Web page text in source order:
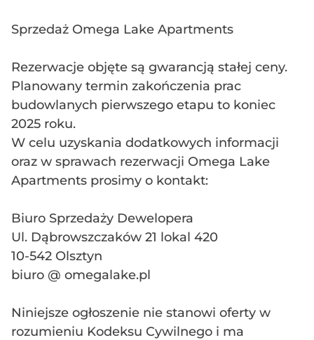
Sprzedaż Omega Lake Apartments
Rezerwacje objęte są gwarancją stałej ceny.
Planowany termin zakończenia prac
budowlanych pierwszego etapu to koniec
2025 roku.
W celu uzyskania dodatkowych informacji
oraz w sprawach rezerwacji Omega Lake
Apartments prosimy o kontakt:
Biuro Sprzedaży Dewelopera
Ul. Dąbrowszczaków 21 lokal 420
10-542 Olsztyn
biuro @ omegalake.pl
Niniejsze ogłoszenie nie stanowi oferty w
rozumieniu Kodeksu Cywilnego i ma